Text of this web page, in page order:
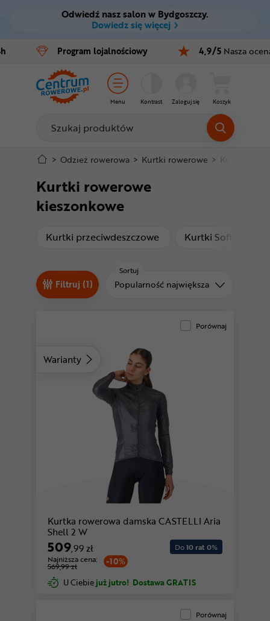
Ctrl M
Menu główne
Filtry
Produkty
Stopka
Mapa strony
Odwiedź nasz salon w Bydgoszczy.
Dowiedz się więcej
Program lojalnościowy 4,9/5 Nasza
Menu Kontrast Zaloguj się Koszyk
Rowery
E-bike
Części
Akcesoria
Odzież
Kaski
Buty
Warsztat
Odżywki
Nowości
> Odzież rowerowa > Kurtki rowerowe > Kurtki
Kurtki rowerowe
kieszonkowe
Kurtki przeciwdeszczowe produktyKurtki Softshell
Filtruj (1)
Sortuj
Sortuj od
Popularność największa
Warianty
Porównaj
Kurtka rowerowa damska CASTELLI Aria
Shell 2 W
509,99 zł
-10%
Najniższa cena:
569,99 zł
Do10 rat 0%
U Ciebie już jutro! Dostawa GRATIS
Porównaj